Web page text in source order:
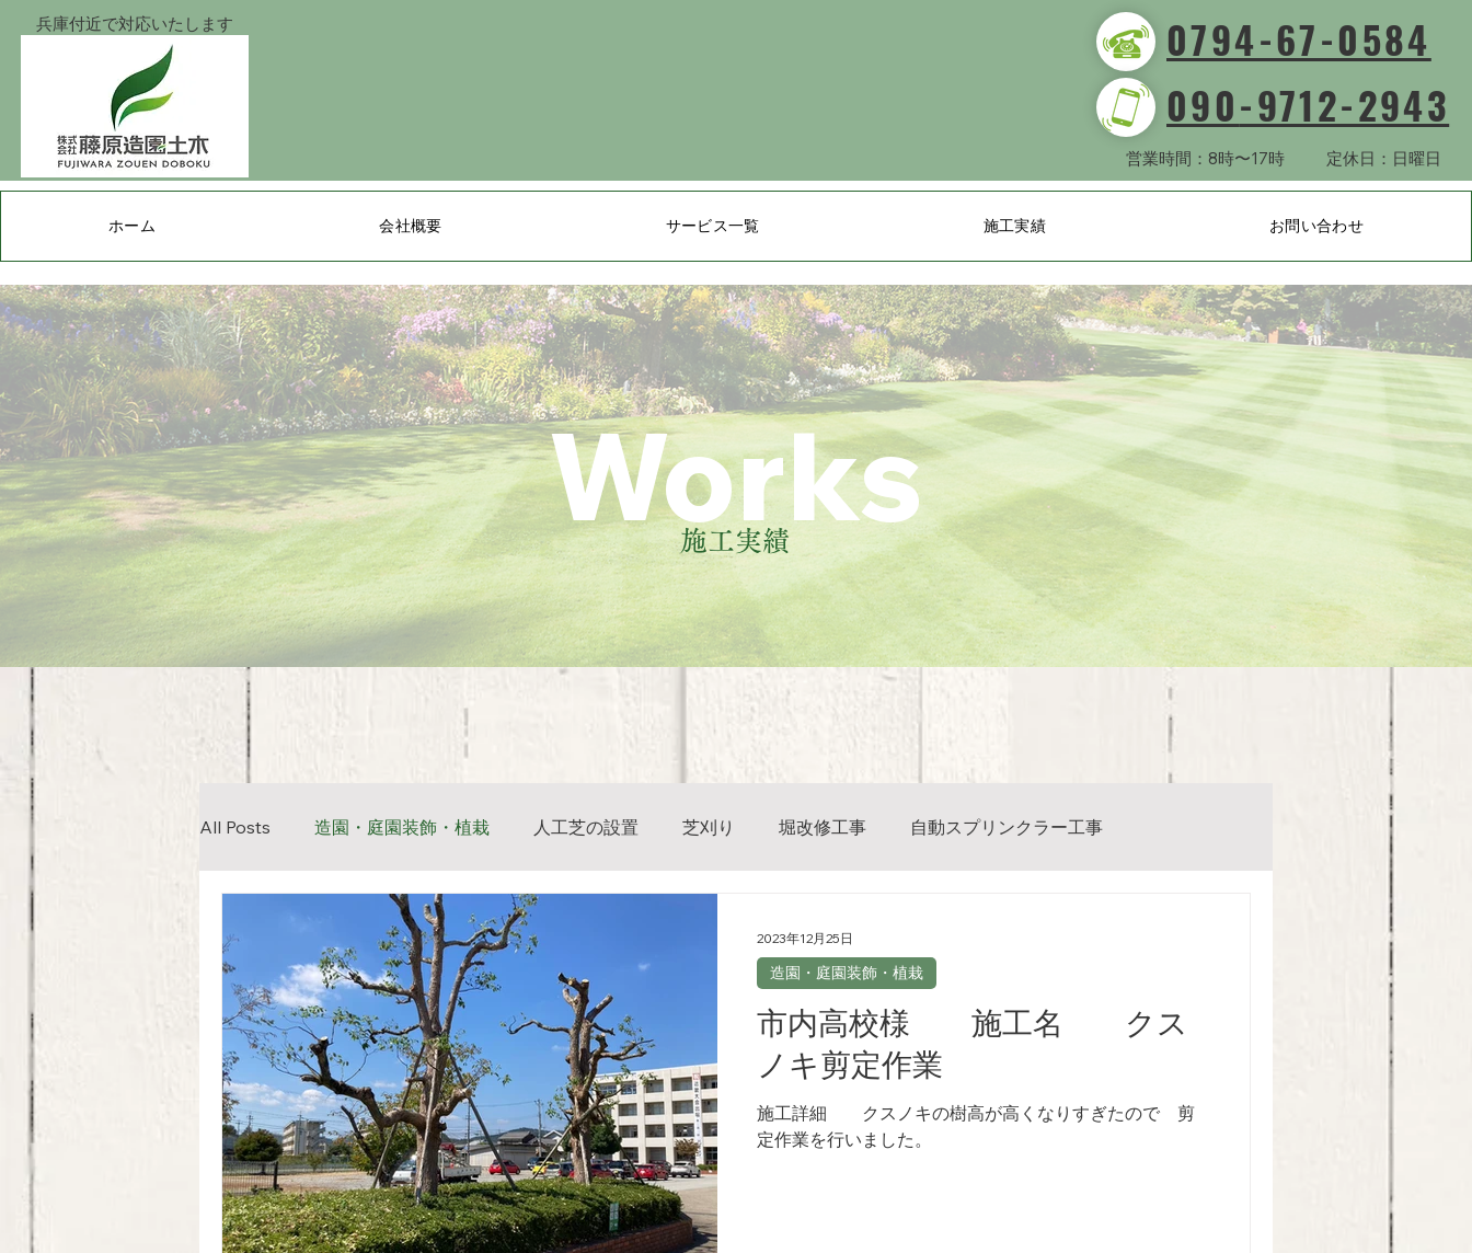
​兵庫付近で対応いたします
0794-67-0584
090-9712-2943
営業時間：8時〜17時​ 定休日：日曜日
ホーム 会社概要 サービス一覧 施工実績 お問い合わせ
​Works
施工実績
All Posts 造園・庭園装飾・植栽 人工芝の設置 芝刈り 堀改修工事 自動スプリンクラー工事
お墓改修工事 公共工事 ブロック塀改修工事
市内高校様 施工名 クス
ノキ剪定作業
施工詳細 クスノキの樹高が高くなりすぎたので 剪
定作業を行いました。
造園・庭園装飾・植栽
2023年12月25日